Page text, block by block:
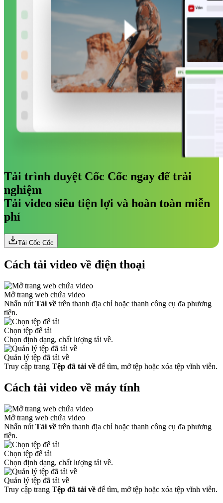
Tải trình duyệt Cốc Cốc ngay để trải
nghiệm
Tải video siêu tiện lợi và hoàn toàn miễn
phí
Tải Cốc Cốc
Cách tải video về điện thoại
Mở trang web chứa video
Nhấn nút Tải về trên thanh địa chỉ hoặc thanh công cụ đa phương
tiện.
Chọn tệp để tải
Chọn định dạng, chất lượng tải về.
Quản lý tệp đã tải về
Truy cập trang Tệp đã tải về để tìm, mở tệp hoặc xóa tệp vĩnh viễn.
Cách tải video về máy tính
Mở trang web chứa video
Nhấn nút Tải về trên thanh địa chỉ hoặc thanh công cụ đa phương
tiện.
Chọn tệp để tải
Chọn định dạng, chất lượng tải về.
Quản lý tệp đã tải về
Truy cập trang Tệp đã tải về để tìm, mở tệp hoặc xóa tệp vĩnh viễn.